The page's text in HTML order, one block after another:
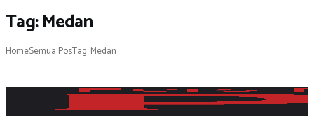
Tag: Medan
HomeSemua PosTag: Medan